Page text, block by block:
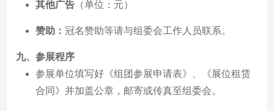
其他广告 （单位：元）
赞助：冠名赞助等请与组委会工作人员联系。
九、参展程序
参展单位填写好《组团参展申请表》、《展位租赁
合同》并加盖公章，邮寄或传真至组委会。